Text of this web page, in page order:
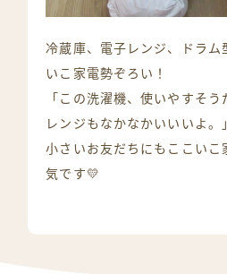
冷蔵庫、電子レンジ、ドラ
いこ家電勢ぞろい！
「この洗濯機、使いやすそ
レンジもなかなかいいいよ。」
小さいお友だちにもここいこ
気です💛